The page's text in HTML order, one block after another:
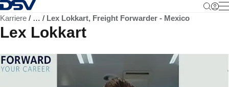
Tilbake til hjemmesiden
Karriere … Lex Lokkart, Freight Forwarder - Mexico
Lex Lokkart